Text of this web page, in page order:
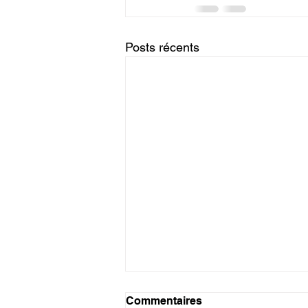
Posts récents
Tanzanite
Commentaires